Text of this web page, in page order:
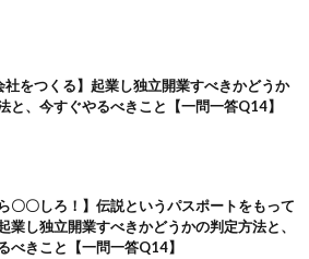
社をつくる】起業し独立開業すべきかどうか
と、今すぐやるべきこと【一問一答Q14】
ら〇〇しろ！】伝説というパスポートをもって
業し独立開業すべきかどうかの判定方法と、
べきこと【一問一答Q14】